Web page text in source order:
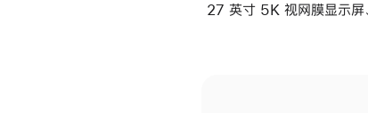
27 英寸 5K 视网膜显示屏